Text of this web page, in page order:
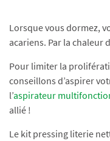
Lorsque vous dormez,
acariens. Par la chaleur
Pour limiter la
conseillons d’aspirer
l’aspirateur
allié !
Le kit pressing literie